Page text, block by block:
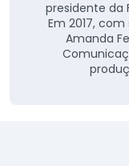
presidente da
Em 2017,
Amanda